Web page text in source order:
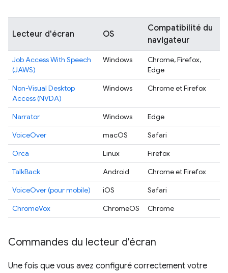
Lecteur d'écran OS
Compatibilité du
navigateur
Job Access With Speech
(JAWS)
Windows
Chrome, Firefox,
Edge
Non-Visual Desktop
Access (NVDA)
Windows Chrome et Firefox
Narrator Windows
Edge
VoiceOver
macOS
Safari
Orca
Linux
Firefox
TalkBack
Android
Chrome et Firefox
VoiceOver (pour mobile)
iOS
Safari
ChromeVox
ChromeOS Chrome
Commandes du lecteur d'écran
Une fois que vous avez configuré correctement votre